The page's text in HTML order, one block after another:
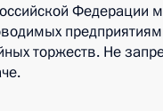
Федерации
торжеств. Не